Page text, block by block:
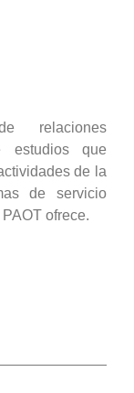
relaciones
estudios que
de la
de servicio
ofrece.